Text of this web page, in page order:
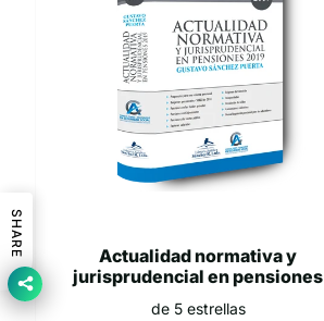
Actualidad normativa y
jurisprudencial en pensiones
de 5 estrellas
SHARE